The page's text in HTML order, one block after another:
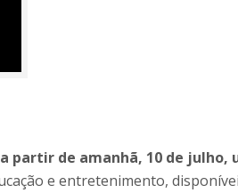
a partir de amanhã, 10 de
e entretenimento,